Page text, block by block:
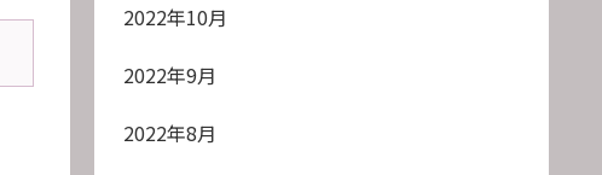
2022年10月
2022年9月
2022年8月